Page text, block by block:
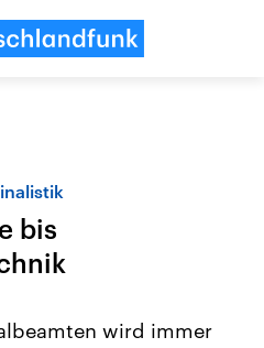
bis
wird immer